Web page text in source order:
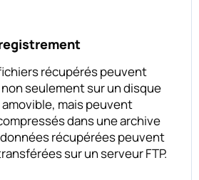
récupérés peuvent
seulement sur un disque
mais peuvent
dans une archive
données récupérées peuvent
sur un serveur FTP.